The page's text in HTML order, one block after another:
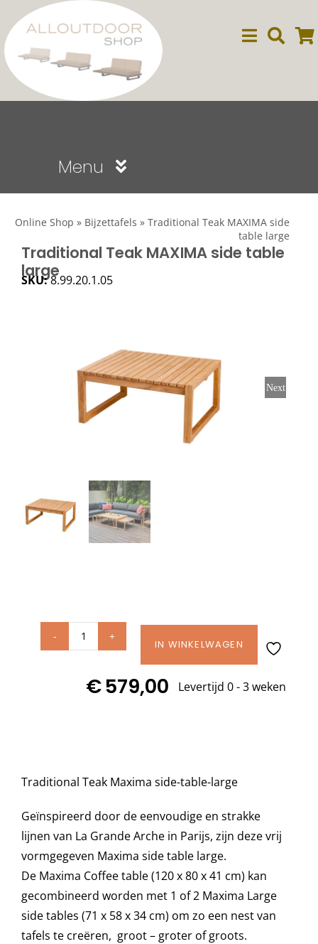
naar
inhoud
Menu
Dining
Deck Chairs + voetbanken
Ligbedden
Beschermhoezen
Verlichting
Onderhoud
Online Shop » Bijzettafels » Traditional Teak MAXIMA side
table large
Traditional Teak MAXIMA side table
large
SKU:8.99.20.1.05
Next
Traditional
MAXIMA
IN WINKELWAGEN
€579,00 Levertijd 0 - 3 weken
Traditional Teak Maxima side-table-large
Geïnspireerd door de eenvoudige en strakke
lijnen van La Grande Arche in Parijs, zijn deze vrij
vormgegeven Maxima side table large.
De Maxima Coffee table (120 x 80 x 41 cm) kan
gecombineerd worden met 1 of 2 Maxima Large
side tables (71 x 58 x 34 cm) om zo een nest van
tafels te creëren, groot – groter of groots.